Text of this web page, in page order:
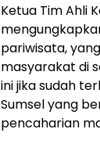
Ketua Tim Ahli
pariwisata,
masyarakat di
ini jika sudah
Sumsel yang
pencaharian